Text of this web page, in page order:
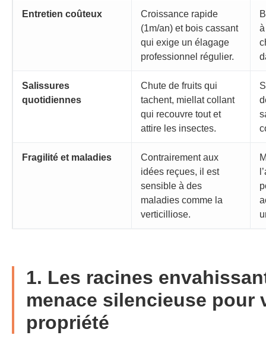
Entretien coûteux
Croissance rapide
(1m/an) et bois cassant
qui exige un élagage
professionnel régulier.
Salissures
quotidiennes
Chute de fruits qui
tachent, miellat collant
qui recouvre tout et
attire les insectes.
Fragilité et maladies
Contrairement aux
idées reçues, il est
sensible à des
maladies comme la
verticilliose.
1. Les racines
menace silencieuse pour
propriété